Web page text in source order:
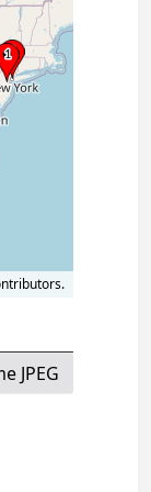
JPEG